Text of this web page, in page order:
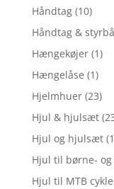
Håndtag (10)
Håndtag &
Hængekøjer (1)
Hængelåse (1)
Hjelmhuer (23)
Hjul & hjulsæt
Hjul og hjulsæt
Hjul til børne-
Hjul til MTB